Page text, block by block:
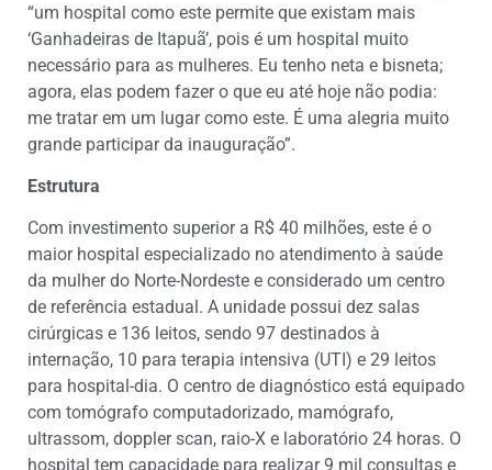
“um hospital como este permite que existam mais
‘Ganhadeiras de Itapuã’, pois é um hospital muito
necessário para as mulheres. Eu tenho neta e bisneta;
agora, elas podem fazer o que eu até hoje não podia:
me tratar em um lugar como este. É uma alegria muito
grande participar da inauguração”.
Estrutura
Com investimento superior a R$ 40 milhões, este é o
maior hospital especializado no atendimento à saúde
da mulher do Norte-Nordeste e considerado um centro
de referência estadual. A unidade possui dez salas
cirúrgicas e 136 leitos, sendo 97 destinados à
internação, 10 para terapia intensiva (UTI) e 29 leitos
para hospital-dia. O centro de diagnóstico está equipado
com tomógrafo computadorizado, mamógrafo,
ultrassom, doppler scan, raio-X e laboratório 24 horas. O
hospital tem capacidade para realizar 9 mil consultas e